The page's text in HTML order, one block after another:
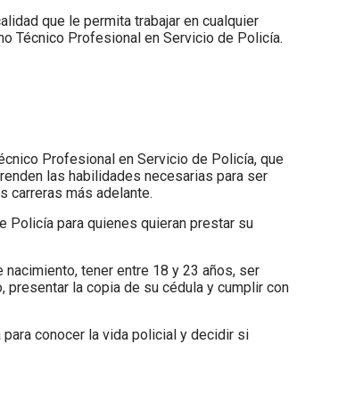
que le permita trabajar en cualquier
Técnico Profesional en Servicio de Policía.
Profesional en Servicio de Policía, que
las habilidades necesarias para ser
carreras más adelante.
Policía para quienes quieran prestar su
tener entre 18 y 23 años, ser
la copia de su cédula y cumplir con
conocer la vida policial y decidir si